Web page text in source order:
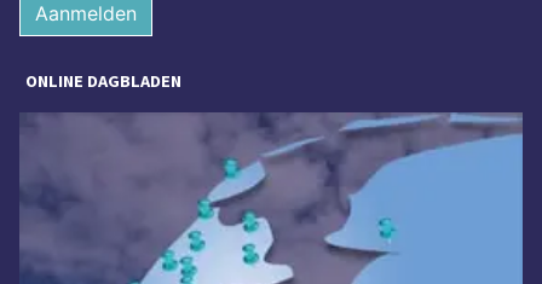
Aanmelden
ONLINE DAGBLADEN